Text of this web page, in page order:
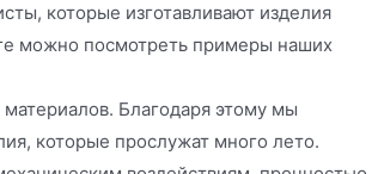
которые изготавливают изделия
можно посмотреть примеры наших
Благодаря этому мы
которые прослужат много лето.